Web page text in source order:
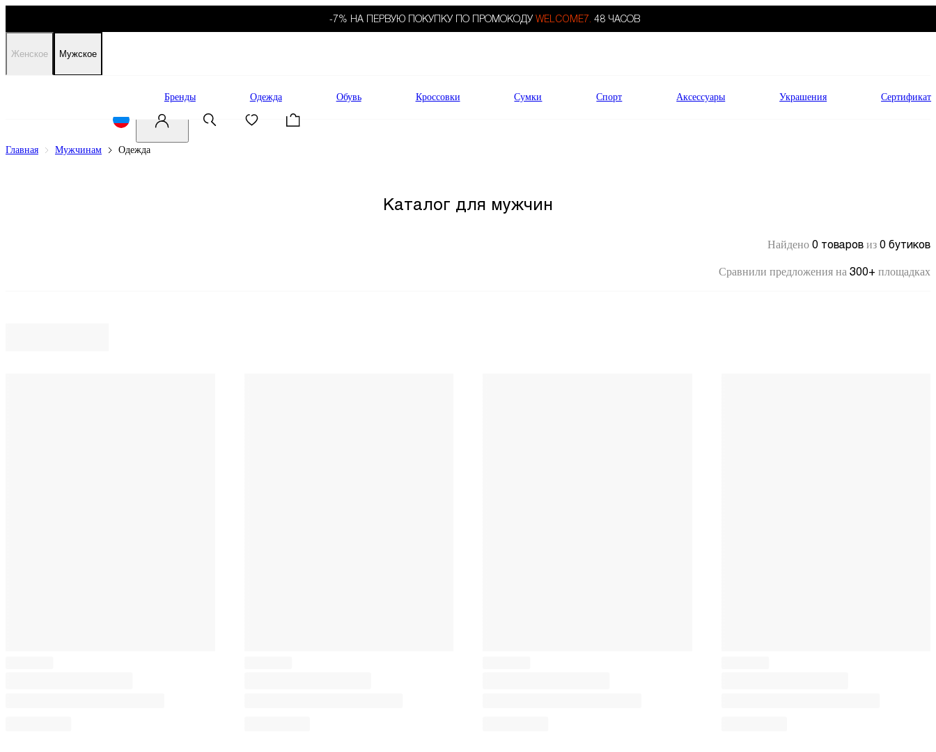
-7% НА ПЕРВУЮ ПОКУПКУ ПО ПРОМОКОДУ WELCOME7. 48 ЧАСОВ
Женское Мужское
Бренды Одежда Обувь Кроссовки Сумки Спорт Аксессуары Украшения Сертификат
Главная Мужчинам Одежда
Каталог для мужчин
Найдено 0 товаров из 0 бутиков
Сравнили предложения на 300+ площадках